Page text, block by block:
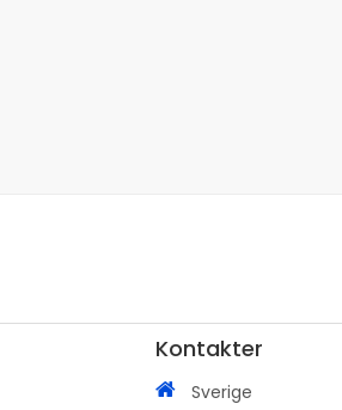
Kontakter
Sverige